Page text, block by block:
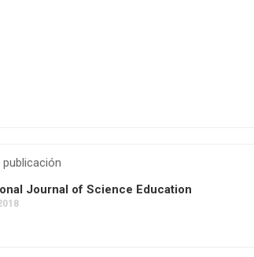
publicación
Journal of Science Education